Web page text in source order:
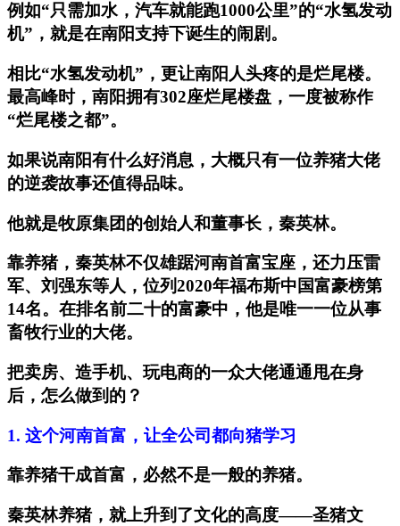
例如“只需加水，汽车就能跑1000公里”的“水氢发动
机”，就是在南阳支持下诞生的闹剧。
相比“水氢发动机”，更让南阳人头疼的是烂尾楼。
最高峰时，南阳拥有302座烂尾楼盘，一度被称作
“烂尾楼之都”。
如果说南阳有什么好消息，大概只有一位养猪大佬
的逆袭故事还值得品味。
他就是牧原集团的创始人和董事长，秦英林。
靠养猪，秦英林不仅雄踞河南首富宝座，还力压雷
军、刘强东等人，位列2020年福布斯中国富豪榜第
14名。在排名前二十的富豪中，他是唯一一位从事
畜牧行业的大佬。
把卖房、造手机、玩电商的一众大佬通通甩在身
后，怎么做到的？
1. 这个河南首富，让全公司都向猪学习
靠养猪干成首富，必然不是一般的养猪。
秦英林养猪，就上升到了文化的高度——圣猪文